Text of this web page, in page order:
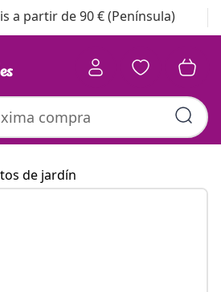
a partir de 90 € (Península)
de jardín